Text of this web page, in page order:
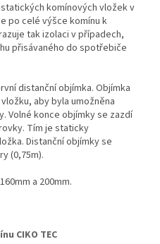
komínových vložek v
po celé výšce komínu k
tak izolaci v případech,
přisávaného do spotřebiče
distanční objímka. Objímka
aby byla umožněna
Volné konce objímky se zazdí
Tím je staticky
Distanční objímky se
(0,75m).
a 200mm.
CIKO TEC